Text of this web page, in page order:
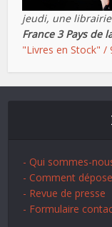
jeudi, une
France 3 Pays de
"Livres en Stock" /
- Qui sommes-
- Comment
- Revue de presse
- Formulaire